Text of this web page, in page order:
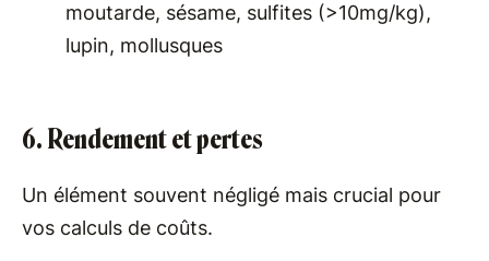
moutarde, sésame, sulfites (>10mg/kg),
lupin, mollusques
6. Rendement et pertes
Un élément souvent négligé mais crucial pour
vos calculs de coûts.